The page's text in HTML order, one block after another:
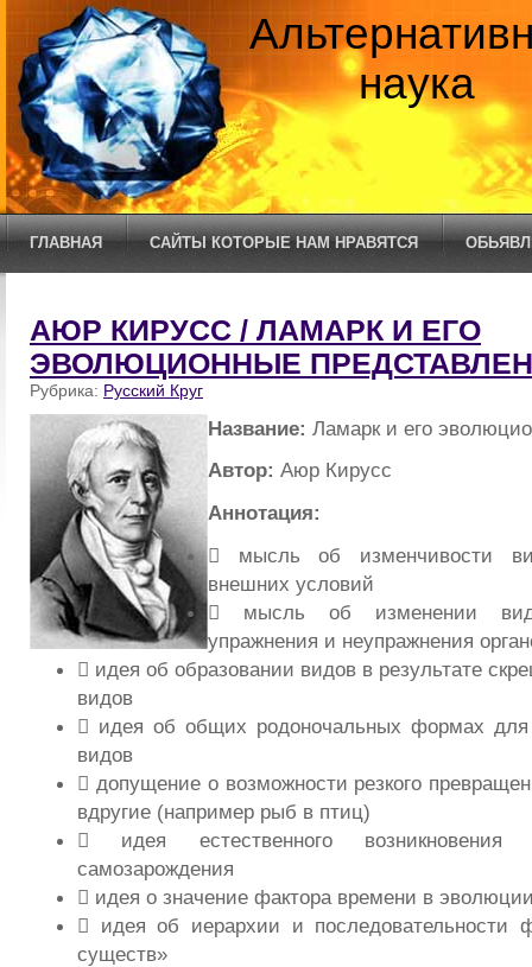
наука
ГЛАВНАЯ САЙТЫ КОТОРЫЕ НАМ НРАВЯТСЯ
АЮР КИРУСС / ЛАМАРК И ЕГО
ЭВОЛЮЦИОННЫЕ
Рубрика: Русский Круг
Название: Ламарк и его
Автор: Аюр Кирусс
Аннотация:
 мысль об изменчивости
внешних условий
 мысль об изменении
упражнения и неупражнения
 идея об образовании видов в результате
видов
 идея об общих родоночальных формах для
видов
 допущение о возможности резкого
вдругие (например рыб в птиц)
 идея естественного возникновения
самозарождения
 идея о значение фактора времени в
 идея об иерархии и последовательности
существ»